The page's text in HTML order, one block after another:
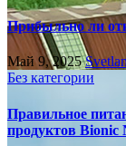
Прибыльно ли
Май 9, 2025
Без категории
Правильное
продуктов Bionic